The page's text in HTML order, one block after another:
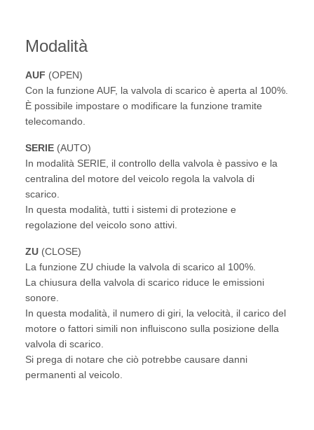
Modalità
AUF (OPEN)
Con la funzione AUF, la valvola di scarico è aperta al 100%.
È possibile impostare o modificare la funzione tramite
telecomando.
SERIE (AUTO)
In modalità SERIE, il controllo della valvola è passivo e la
centralina del motore del veicolo regola la valvola di
scarico.
In questa modalità, tutti i sistemi di protezione e
regolazione del veicolo sono attivi.
ZU (CLOSE)
La funzione ZU chiude la valvola di scarico al 100%.
La chiusura della valvola di scarico riduce le emissioni
sonore.
In questa modalità, il numero di giri, la velocità, il carico del
motore o fattori simili non influiscono sulla posizione della
valvola di scarico.
Si prega di notare che ciò potrebbe causare danni
permanenti al veicolo.